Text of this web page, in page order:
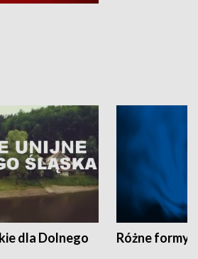
dla Dolnego
Różne formy